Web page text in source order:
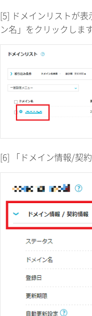
[5] ドメインリストが
ン名」をクリックします
[6] 「ドメイン情報/契